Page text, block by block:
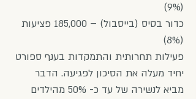
(9%)
כדור בסיס (בייסבול) – 185,000 פציעות
(8%)
פעילות תחרותית והתמקדות בענף ספורט
יחיד מעלה את הסיכון לפגיעה. הדבר
מביא לנשירה של עד כ- 50% מהילדים